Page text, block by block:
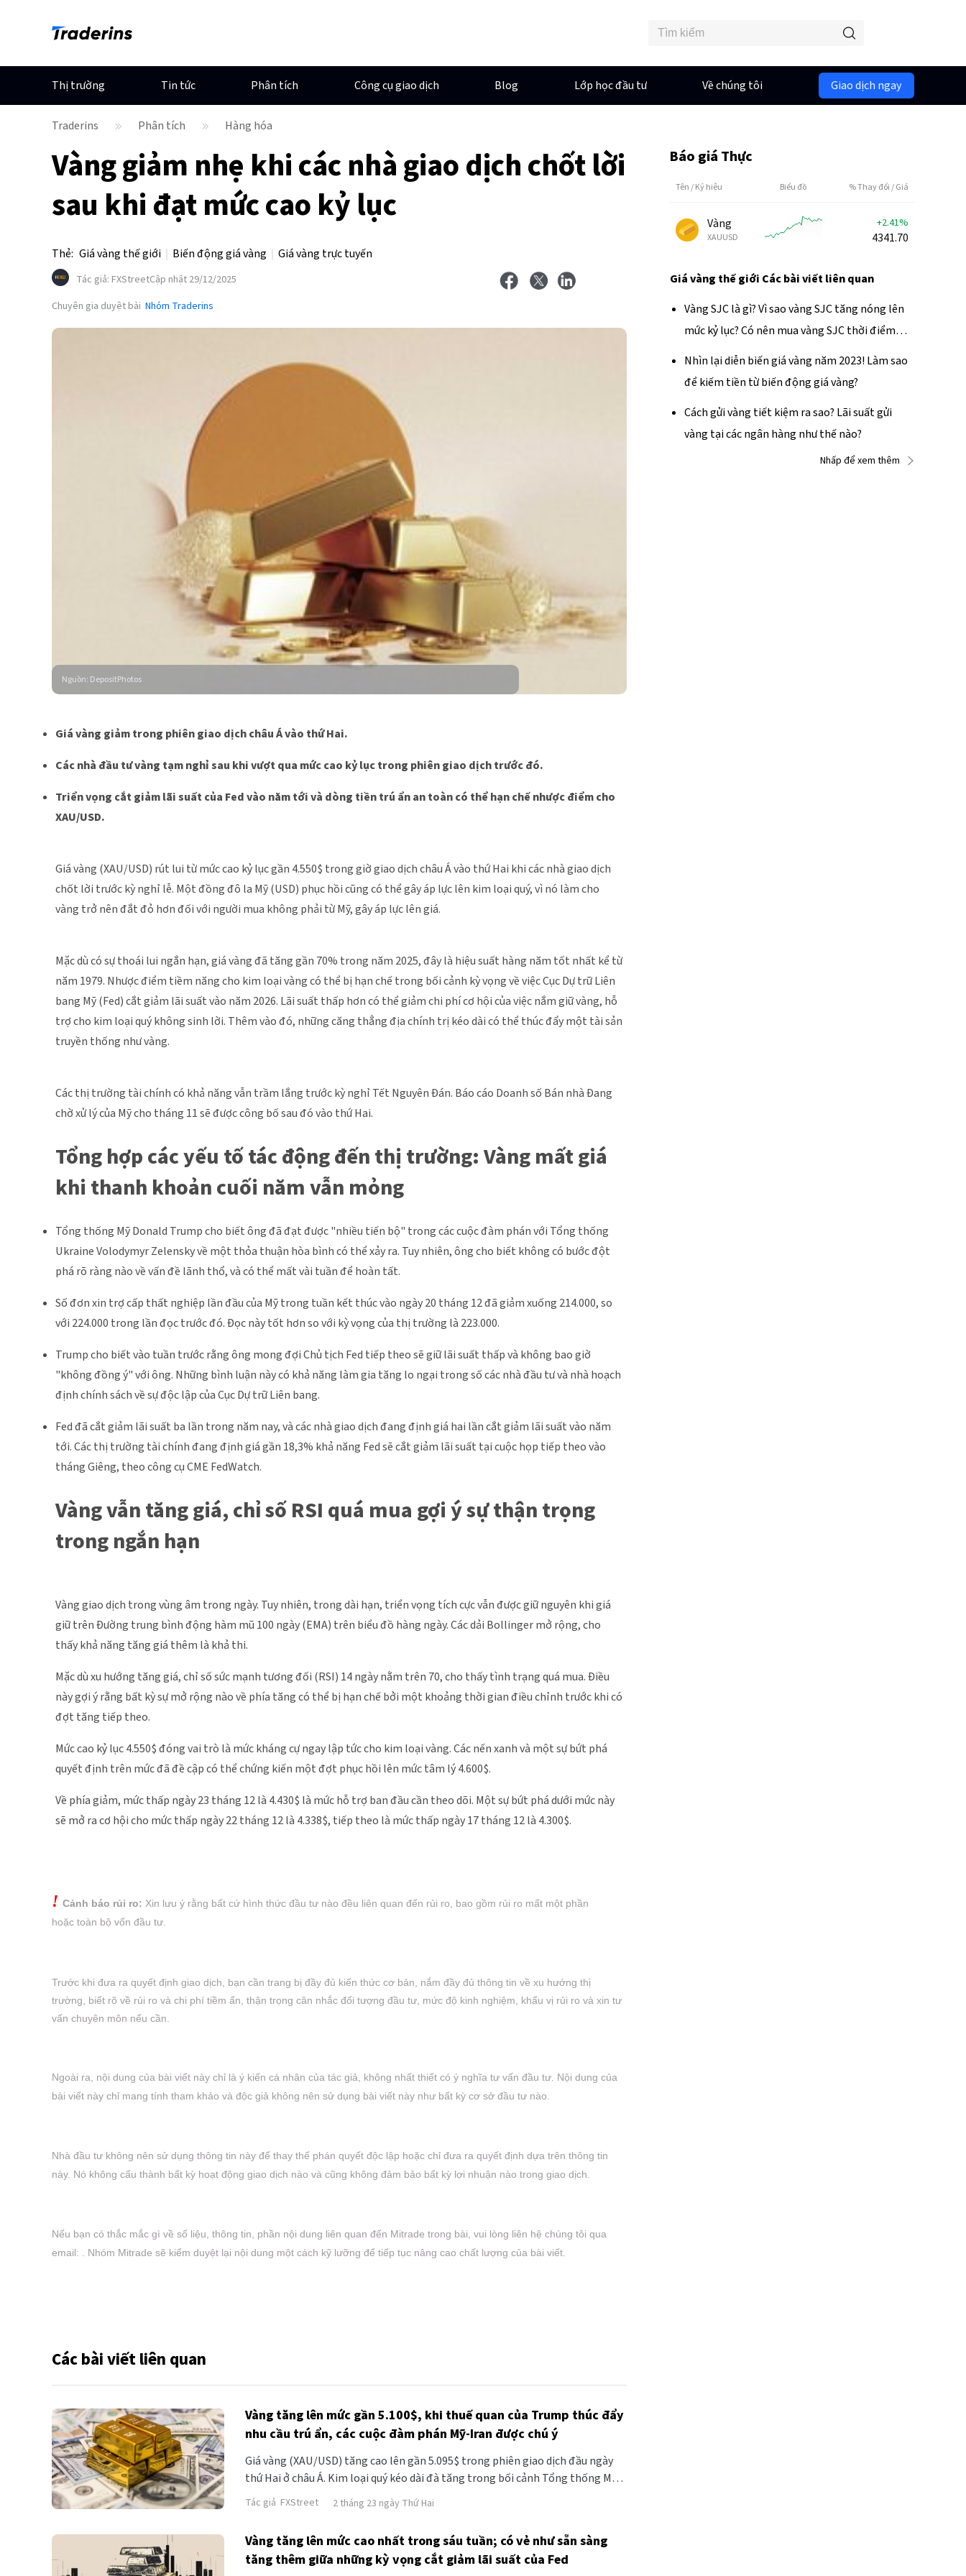
Thị trường Tin tức Phân tích Công cụ giao dịch Blog Lớp học đầu tư Về chúng tôi Giao dịch ngay
Traderins Phân tích Hàng hóa
Vàng giảm nhẹ khi các nhà giao dịch chốt lời
sau khi đạt mức cao kỷ lục
Thẻ: Giá vàng thế giới Biến động giá vàng Giá vàng trực tuyến
Tác giả: FXStreetCập nhật 29/12/2025
Chuyên gia duyệt bài Nhóm Traderins
Nguồn: DepositPhotos
Giá vàng giảm trong phiên giao dịch châu Á vào thứ Hai.
Các nhà đầu tư vàng tạm nghỉ sau khi vượt qua mức cao kỷ lục trong phiên giao dịch trước đó.
Triển vọng cắt giảm lãi suất của Fed vào năm tới và dòng tiền trú ẩn an toàn có thể hạn chế nhược điểm cho
XAU/USD.
Giá vàng (XAU/USD) rút lui từ mức cao kỷ lục gần 4.550$ trong giờ giao dịch châu Á vào thứ Hai khi các nhà giao dịch
chốt lời trước kỳ nghỉ lễ. Một đồng đô la Mỹ (USD) phục hồi cũng có thể gây áp lực lên kim loại quý, vì nó làm cho
vàng trở nên đắt đỏ hơn đối với người mua không phải từ Mỹ, gây áp lực lên giá.
Mặc dù có sự thoái lui ngắn hạn, giá vàng đã tăng gần 70% trong năm 2025, đây là hiệu suất hàng năm tốt nhất kể từ
năm 1979. Nhược điểm tiềm năng cho kim loại vàng có thể bị hạn chế trong bối cảnh kỳ vọng về việc Cục Dự trữ Liên
bang Mỹ (Fed) cắt giảm lãi suất vào năm 2026. Lãi suất thấp hơn có thể giảm chi phí cơ hội của việc nắm giữ vàng, hỗ
trợ cho kim loại quý không sinh lời. Thêm vào đó, những căng thẳng địa chính trị kéo dài có thể thúc đẩy một tài sản
truyền thống như vàng.
Các thị trường tài chính có khả năng vẫn trầm lắng trước kỳ nghỉ Tết Nguyên Đán. Báo cáo Doanh số Bán nhà Đang
chờ xử lý của Mỹ cho tháng 11 sẽ được công bố sau đó vào thứ Hai.
Tổng hợp các yếu tố tác động đến thị trường: Vàng mất giá
khi thanh khoản cuối năm vẫn mỏng
Tổng thống Mỹ Donald Trump cho biết ông đã đạt được "nhiều tiến bộ" trong các cuộc đàm phán với Tổng thống
Ukraine Volodymyr Zelensky về một thỏa thuận hòa bình có thể xảy ra. Tuy nhiên, ông cho biết không có bước đột
phá rõ ràng nào về vấn đề lãnh thổ, và có thể mất vài tuần để hoàn tất.
Số đơn xin trợ cấp thất nghiệp lần đầu của Mỹ trong tuần kết thúc vào ngày 20 tháng 12 đã giảm xuống 214.000, so
với 224.000 trong lần đọc trước đó. Đọc này tốt hơn so với kỳ vọng của thị trường là 223.000.
Trump cho biết vào tuần trước rằng ông mong đợi Chủ tịch Fed tiếp theo sẽ giữ lãi suất thấp và không bao giờ
"không đồng ý" với ông. Những bình luận này có khả năng làm gia tăng lo ngại trong số các nhà đầu tư và nhà hoạch
định chính sách về sự độc lập của Cục Dự trữ Liên bang.
Fed đã cắt giảm lãi suất ba lần trong năm nay, và các nhà giao dịch đang định giá hai lần cắt giảm lãi suất vào năm
tới. Các thị trường tài chính đang định giá gần 18,3% khả năng Fed sẽ cắt giảm lãi suất tại cuộc họp tiếp theo vào
tháng Giêng, theo công cụ CME FedWatch.
Vàng vẫn tăng giá, chỉ số RSI quá mua gợi ý sự thận trọng
trong ngắn hạn
Vàng giao dịch trong vùng âm trong ngày. Tuy nhiên, trong dài hạn, triển vọng tích cực vẫn được giữ nguyên khi giá
giữ trên Đường trung bình động hàm mũ 100 ngày (EMA) trên biểu đồ hàng ngày. Các dải Bollinger mở rộng, cho
thấy khả năng tăng giá thêm là khả thi.
Mặc dù xu hướng tăng giá, chỉ số sức mạnh tương đối (RSI) 14 ngày nằm trên 70, cho thấy tình trạng quá mua. Điều
này gợi ý rằng bất kỳ sự mở rộng nào về phía tăng có thể bị hạn chế bởi một khoảng thời gian điều chỉnh trước khi có
đợt tăng tiếp theo.
Mức cao kỷ lục 4.550$ đóng vai trò là mức kháng cự ngay lập tức cho kim loại vàng. Các nến xanh và một sự bứt phá
quyết định trên mức đã đề cập có thể chứng kiến một đợt phục hồi lên mức tâm lý 4.600$.
Về phía giảm, mức thấp ngày 23 tháng 12 là 4.430$ là mức hỗ trợ ban đầu cần theo dõi. Một sự bứt phá dưới mức này
sẽ mở ra cơ hội cho mức thấp ngày 22 tháng 12 là 4.338$, tiếp theo là mức thấp ngày 17 tháng 12 là 4.300$.
! Cảnh báo rủi ro: Xin lưu ý rằng bất cứ hình thức đầu tư nào đều liên quan đến rủi ro, bao gồm rủi ro mất một phần
hoặc toàn bộ vốn đầu tư.
Trước khi đưa ra quyết định giao dịch, bạn cần trang bị đầy đủ kiến thức cơ bản, nắm đầy đủ thông tin về xu hướng thị
trường, biết rõ về rủi ro và chi phí tiềm ẩn, thận trọng cân nhắc đối tượng đầu tư, mức độ kinh nghiệm, khẩu vị rủi ro và xin tư
vấn chuyên môn nếu cần.
Ngoài ra, nội dung của bài viết này chỉ là ý kiến cá nhân của tác giả, không nhất thiết có ý nghĩa tư vấn đầu tư. Nội dung của
bài viết này chỉ mang tính tham khảo và độc giả không nên sử dụng bài viết này như bất kỳ cơ sở đầu tư nào.
Nhà đầu tư không nên sử dụng thông tin này để thay thế phán quyết độc lập hoặc chỉ đưa ra quyết định dựa trên thông tin
này. Nó không cấu thành bất kỳ hoạt động giao dịch nào và cũng không đảm bảo bất kỳ lợi nhuận nào trong giao dịch.
Nếu bạn có thắc mắc gì về số liệu, thông tin, phần nội dung liên quan đến Mitrade trong bài, vui lòng liên hệ chúng tôi qua
email: . Nhóm Mitrade sẽ kiểm duyệt lại nội dung một cách kỹ lưỡng để tiếp tục nâng cao chất lượng của bài viết.
Các bài viết liên quan
Vàng tăng lên mức gần 5.100$, khi thuế quan của Trump thúc đẩy
nhu cầu trú ẩn, các cuộc đàm phán Mỹ-Iran được chú ý
Giá vàng (XAU/USD) tăng cao lên gần 5.095$ trong phiên giao dịch đầu ngày
thứ Hai ở châu Á. Kim loại quý kéo dài đà tăng trong bối cảnh Tổng thống Mỹ
Donald Trump đe dọa áp thuế và sự không chắc chắn, thúc đẩy dòng tiền trú
ẩn an toàn.
Tác giả FXStreet 2 tháng 23 ngày Thứ Hai
Vàng tăng lên mức cao nhất trong sáu tuần; có vẻ như sẵn sàng
tăng thêm giữa những kỳ vọng cắt giảm lãi suất của Fed
Báo giá Thực
Tên / Ký hiệu Biểu đồ % Thay đổi / Giá
Vàng
XAUUSD
+2.41%
4341.70
Giá vàng thế giới Các bài viết liên quan
Vàng SJC là gì? Vì sao vàng SJC tăng nóng lên
mức kỷ lục? Có nên mua vàng SJC thời điểm
này không?
Nhìn lại diễn biến giá vàng năm 2023! Làm sao
để kiếm tiền từ biến động giá vàng?
Cách gửi vàng tiết kiệm ra sao? Lãi suất gửi
vàng tại các ngân hàng như thế nào?
Nhấp để xem thêm